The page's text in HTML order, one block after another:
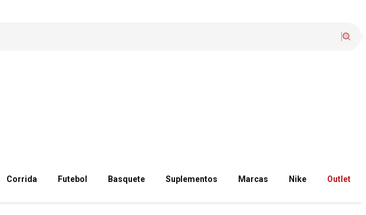
Corrida Futebol Basquete Suplementos Marcas Nike Outlet